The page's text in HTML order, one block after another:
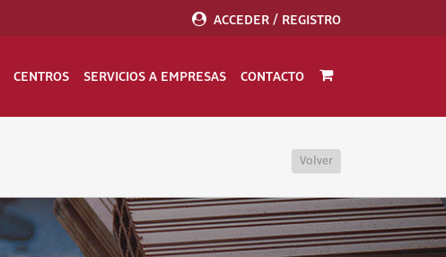
ACCEDER / REGISTRO
CENTROS SERVICIOS A EMPRESAS CONTACTO
Volver